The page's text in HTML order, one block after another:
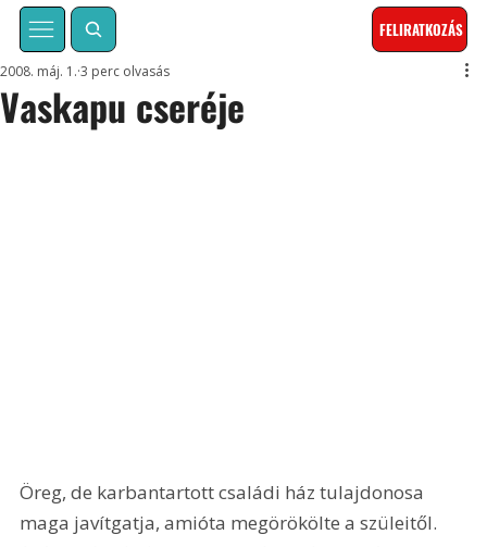
FELIRATKOZÁS
Vaskapu cseréje
2008. máj. 1. 3 perc olvasás
Öreg, de karbantartott családi ház tulajdonosa
maga javítgatja, amióta megörökölte a szüleitől.